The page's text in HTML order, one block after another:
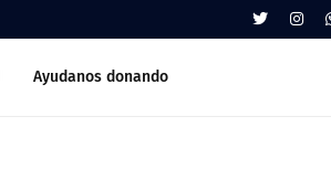
Ayudanos donando